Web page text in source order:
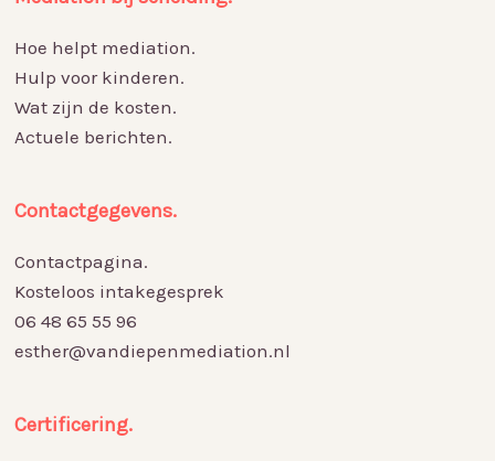
Hoe helpt mediation.
Hulp voor kinderen.
Wat zijn de kosten.
Actuele berichten.
Contactgegevens.
Contactpagina.
Kosteloos intakegesprek
06 48 65 55 96
esther@vandiepenmediation.nl
Certificering.